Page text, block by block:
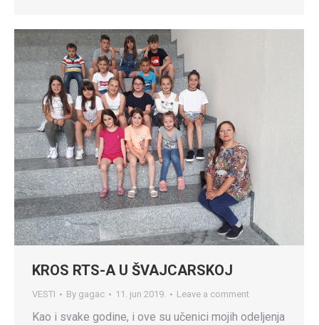
KROS RTS-A U ŠVAJCARSKOJ
VESTI By gagac 11. jun 2019. Leave a comment
Kao i svake godine, i ove su učenici mojih odeljenja